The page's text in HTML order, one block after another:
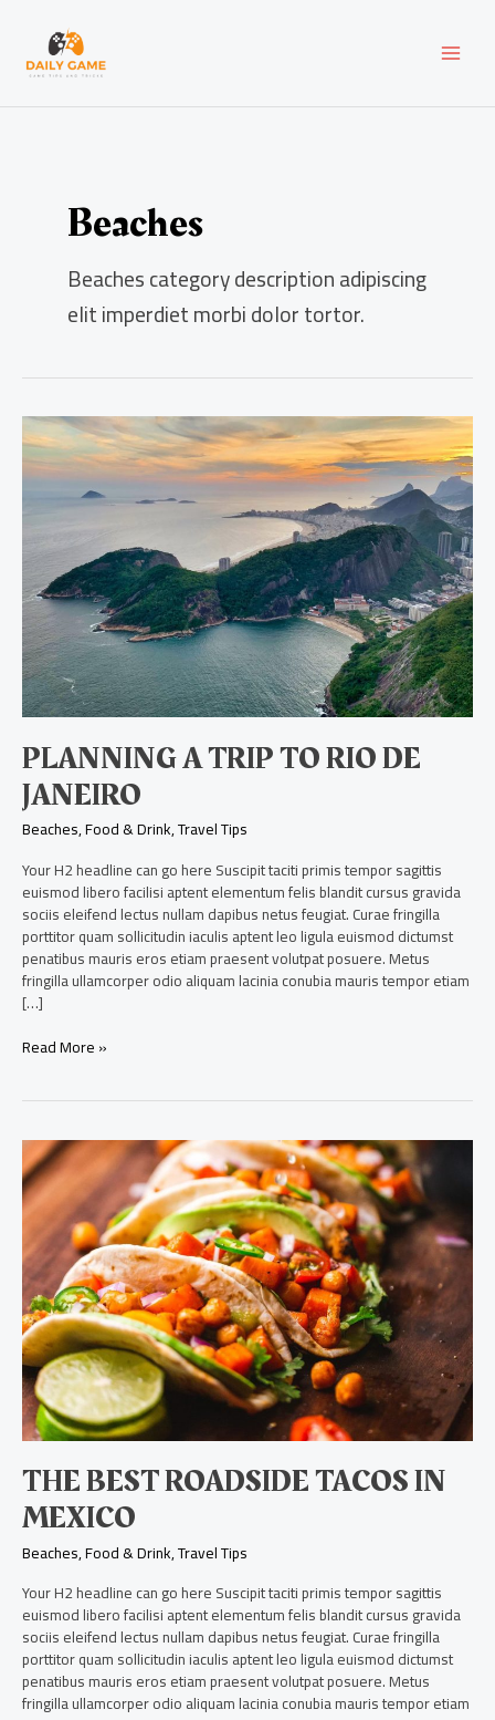
content
Beaches
Beaches category description adipiscing
elit imperdiet morbi dolor tortor.
PLANNING A TRIP TO RIO DE
JANEIRO
Beaches,Food & Drink,Travel Tips
Your H2 headline can go here Suscipit taciti primis tempor sagittis
euismod libero facilisi aptent elementum felis blandit cursus gravida
sociis eleifend lectus nullam dapibus netus feugiat. Curae fringilla
porttitor quam sollicitudin iaculis aptent leo ligula euismod dictumst
penatibus mauris eros etiam praesent volutpat posuere. Metus
fringilla ullamcorper odio aliquam lacinia conubia mauris tempor etiam
[…]
Planning
a
trip
de
Janeiro
Read More »
THE BEST ROADSIDE TACOS IN
MEXICO
Beaches,Food & Drink,Travel Tips
Your H2 headline can go here Suscipit taciti primis tempor sagittis
euismod libero facilisi aptent elementum felis blandit cursus gravida
sociis eleifend lectus nullam dapibus netus feugiat. Curae fringilla
porttitor quam sollicitudin iaculis aptent leo ligula euismod dictumst
penatibus mauris eros etiam praesent volutpat posuere. Metus
fringilla ullamcorper odio aliquam lacinia conubia mauris tempor etiam
The
best
roadside
tacos
in
Mexico